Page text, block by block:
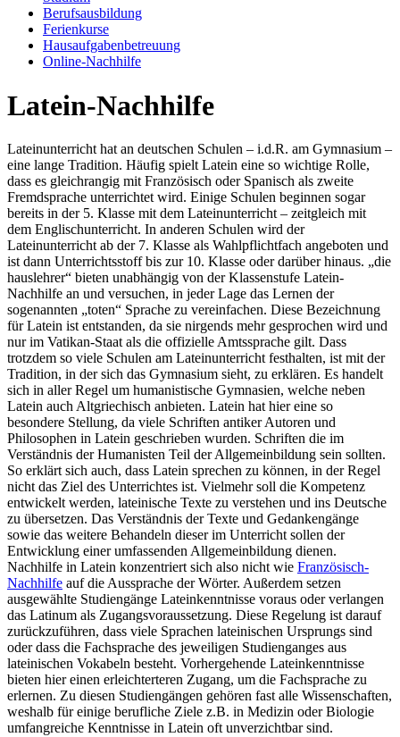
Berufsausbildung
Ferienkurse
Hausaufgabenbetreuung
Online-Nachhilfe
Latein-Nachhilfe
Lateinunterricht hat an deutschen Schulen – i.d.R. am Gymnasium –
eine lange Tradition. Häufig spielt Latein eine so wichtige Rolle,
dass es gleichrangig mit Französisch oder Spanisch als zweite
Fremdsprache unterrichtet wird. Einige Schulen beginnen sogar
bereits in der 5. Klasse mit dem Lateinunterricht – zeitgleich mit
dem Englischunterricht. In anderen Schulen wird der
Lateinunterricht ab der 7. Klasse als Wahlpflichtfach angeboten und
ist dann Unterrichtsstoff bis zur 10. Klasse oder darüber hinaus. „die
hauslehrer“ bieten unabhängig von der Klassenstufe Latein-
Nachhilfe an und versuchen, in jeder Lage das Lernen der
sogenannten „toten“ Sprache zu vereinfachen. Diese Bezeichnung
für Latein ist entstanden, da sie nirgends mehr gesprochen wird und
nur im Vatikan-Staat als die offizielle Amtssprache gilt. Dass
trotzdem so viele Schulen am Lateinunterricht festhalten, ist mit der
Tradition, in der sich das Gymnasium sieht, zu erklären. Es handelt
sich in aller Regel um humanistische Gymnasien, welche neben
Latein auch Altgriechisch anbieten. Latein hat hier eine so
besondere Stellung, da viele Schriften antiker Autoren und
Philosophen in Latein geschrieben wurden. Schriften die im
Verständnis der Humanisten Teil der Allgemeinbildung sein sollten.
So erklärt sich auch, dass Latein sprechen zu können, in der Regel
nicht das Ziel des Unterrichtes ist. Vielmehr soll die Kompetenz
entwickelt werden, lateinische Texte zu verstehen und ins Deutsche
zu übersetzen. Das Verständnis der Texte und Gedankengänge
sowie das weitere Behandeln dieser im Unterricht sollen der
Entwicklung einer umfassenden Allgemeinbildung dienen.
Nachhilfe in Latein konzentriert sich also nicht wie Französisch-
Nachhilfe auf die Aussprache der Wörter. Außerdem setzen
ausgewählte Studiengänge Lateinkenntnisse voraus oder verlangen
das Latinum als Zugangsvoraussetzung. Diese Regelung ist darauf
zurückzuführen, dass viele Sprachen lateinischen Ursprungs sind
oder dass die Fachsprache des jeweiligen Studienganges aus
lateinischen Vokabeln besteht. Vorhergehende Lateinkenntnisse
bieten hier einen erleichterteren Zugang, um die Fachsprache zu
erlernen. Zu diesen Studiengängen gehören fast alle Wissenschaften,
weshalb für einige berufliche Ziele z.B. in Medizin oder Biologie
umfangreiche Kenntnisse in Latein oft unverzichtbar sind.